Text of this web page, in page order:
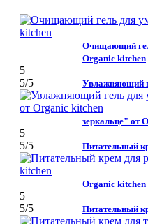
Очищающий
Organic kitchen
5
5/5 Увлажняющий
зеркальце" от
5
5/5 Питательный
Organic kitchen
5
5/5 Питательный